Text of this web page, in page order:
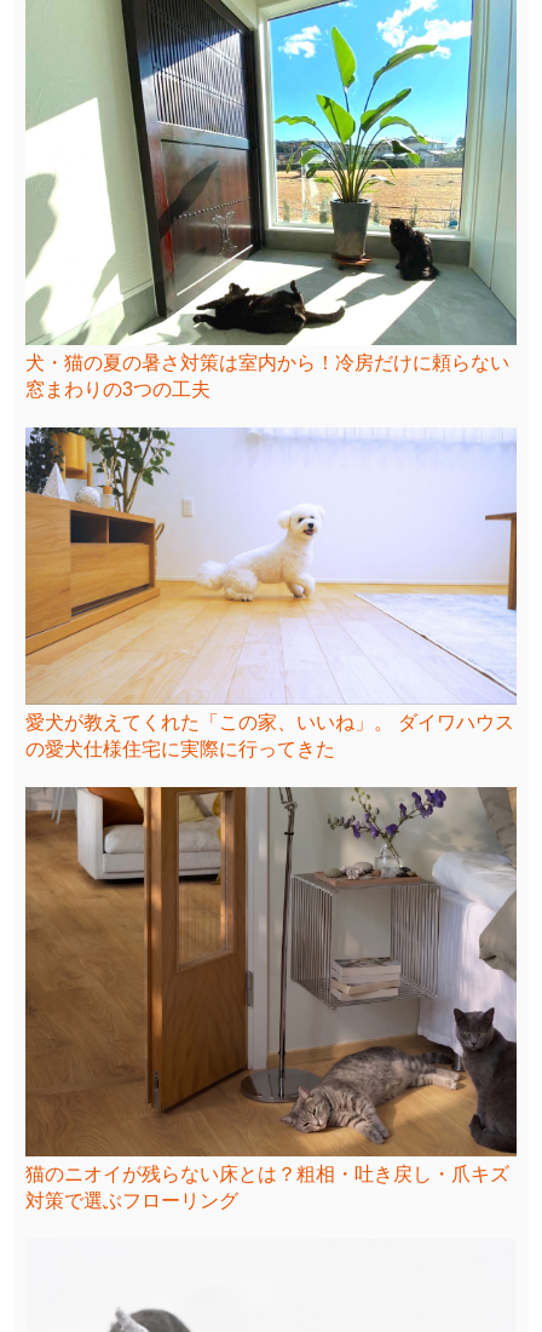
犬・猫の夏の暑さ対策は室内から！冷房だけに頼らない
窓まわりの3つの工夫
愛犬が教えてくれた「この家、いいね」。 ダイワハウス
の愛犬仕様住宅に実際に行ってきた
猫のニオイが残らない床とは？粗相・吐き戻し・爪キズ
対策で選ぶフローリング